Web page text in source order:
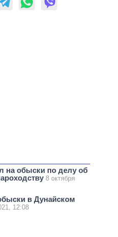
на обыски по делу об
8 октября
в Дунайском
12:08